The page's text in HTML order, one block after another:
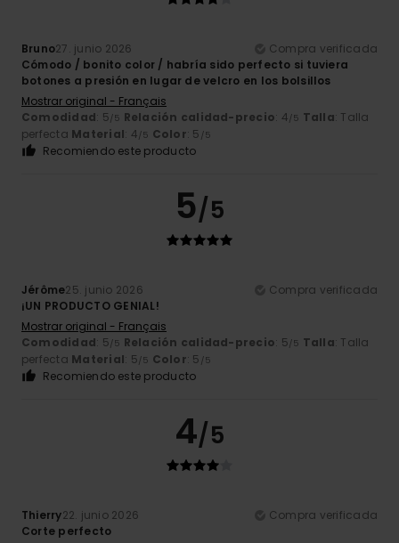
Bruno27. junio 2026
Compra verificada
Cómodo / bonito color / habría sido perfecto si tuviera
botones a presión en lugar de velcro en los bolsillos
Mostrar original - Français
Comodidad: 5/5 Relación calidad-precio: 4/5 Talla: Talla
perfecta Material: 4/5 Color: 5 /5
Recomiendo este producto
5/5
Jérôme25. junio 2026
Compra verificada
¡UN PRODUCTO GENIAL!
Mostrar original - Français
Comodidad: 5/5 Relación calidad-precio: 5/5 Talla: Talla
perfecta Material: 5/5 Color: 5 /5
Recomiendo este producto
4/5
Thierry22. junio 2026
Compra verificada
Corte perfecto